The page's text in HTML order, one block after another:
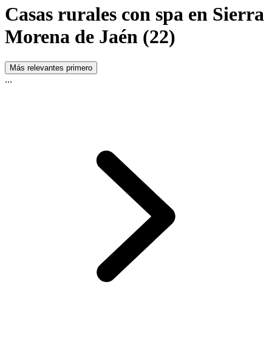
Casas rurales con spa en Sierra
Morena de Jaén (22)
Más relevantes primero
...